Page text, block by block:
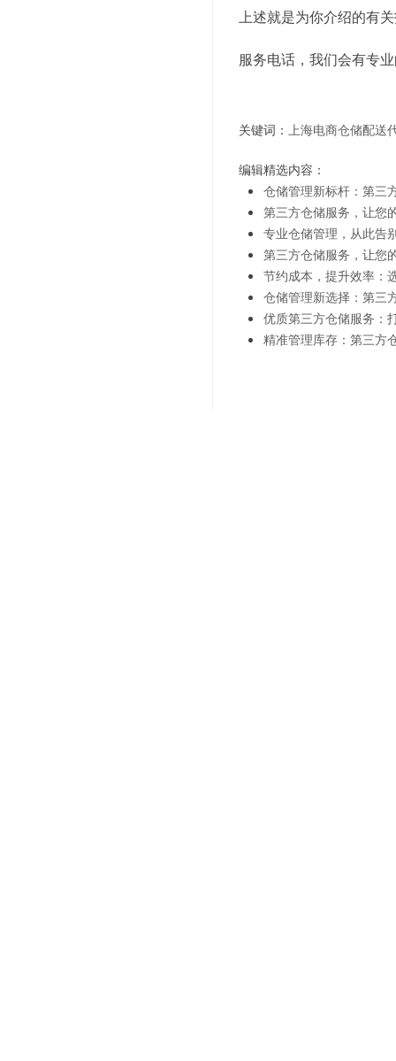
上述就是为你介绍的有
服务电话，我们会有专
关键词： 上海电商仓储配送
编辑精选内容：
仓储管理新标杆：第三
第三方仓储服务，让您
专业仓储管理，从此告
第三方仓储服务，让您
节约成本，提升效率：
仓储管理新选择：第三
优质第三方仓储服务：
精准管理库存：第三方